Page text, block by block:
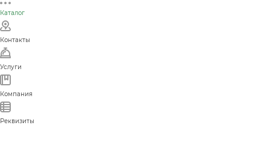
Каталог
Контакты
Услуги
Компания
Реквизиты